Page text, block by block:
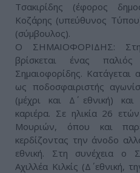
Τσακιρίδης (έφορος
Κοζάρης (υπεύθυνος
(σύμβουλος).
Ο ΣΗΜΑΙΟΦΟΡΙΔΗΣ:
βρίσκεται ένας
Σημαιοφορίδης. Κατάγεται
ως ποδοσφαιριστής
(μέχρι και Δ΄ εθνική)
καριέρα. Σε ηλικία 26
Μουριών, όπου και
κερδίζοντας την άνοδο
εθνική. Στη συνέχεια ο
Αχιλλέα Κιλκίς (Δ΄ εθνική,